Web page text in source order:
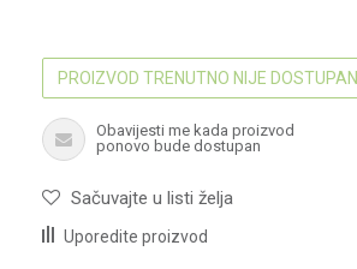
PROIZVOD TRENUTNO NIJE DOSTUPAN
Obavijesti me kada proizvod
ponovo bude dostupan
Sačuvajte u listi želja
Uporedite proizvod